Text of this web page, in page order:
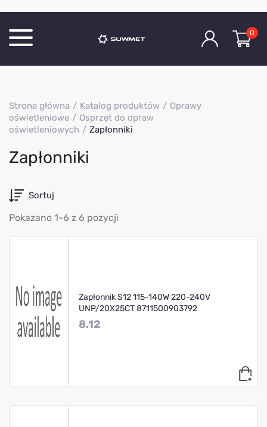
O Firmie
Aktualności
Kontakt
0
Strona główna Katalog produktów
Oprawy
oświetleniowe
Osprzęt do opraw
oświetleniowych
Zapłonniki
Zapłonniki
Sortuj
Pokazano 1-6 z 6 pozycji
Zapłonnik S12 115-140W 220-240V
UNP/20X25CT 8711500903792
8.12